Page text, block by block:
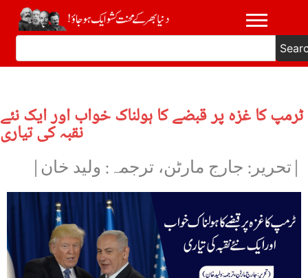
ٹرمپ کا غزہ پر قبضے کا ہولناک خواب اور ایک نئے
نقبہ کی تیاری
|تحریر: جارج مارٹن، ترجمہ: ولید خان|